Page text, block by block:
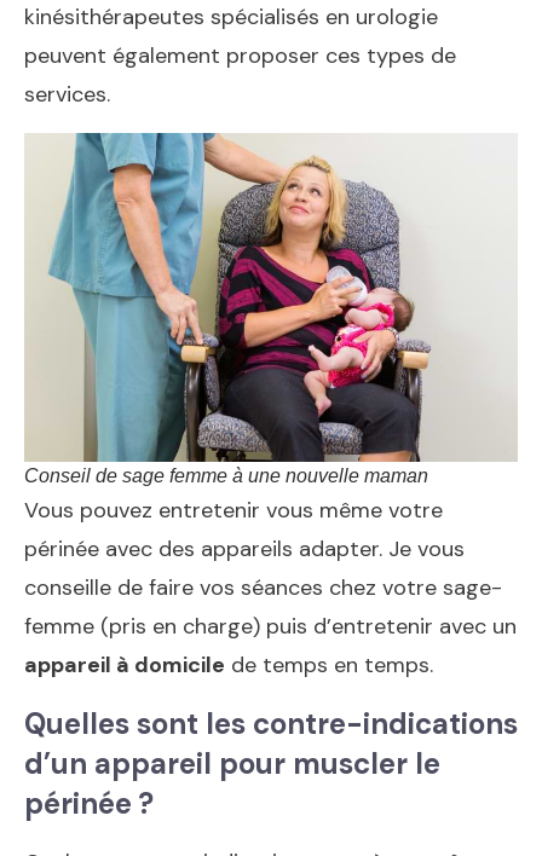
kinésithérapeutes spécialisés en urologie
peuvent également proposer ces types de
services.
Conseil de sage femme à une nouvelle maman
Vous pouvez entretenir vous même votre
périnée avec des appareils adapter. Je vous
conseille de faire vos séances chez votre sage-
femme (pris en charge) puis d’entretenir avec un
appareil à domicile de temps en temps.
Quelles sont les contre-indications
d’un appareil pour muscler le
périnée ?